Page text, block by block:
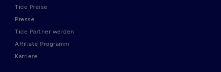
Tide Preise
Presse
Tide Partner werden
Affiliate Programm
Karriere